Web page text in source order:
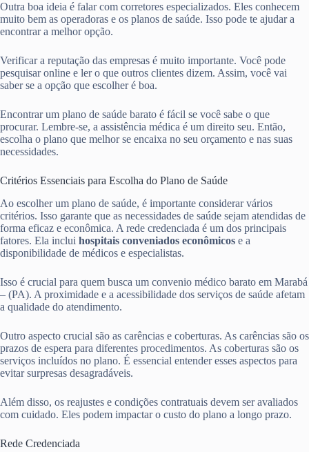
Outra boa ideia é falar com corretores especializados. Eles conhecem
muito bem as operadoras e os planos de saúde. Isso pode te ajudar a
encontrar a melhor opção.
Verificar a reputação das empresas é muito importante. Você pode
pesquisar online e ler o que outros clientes dizem. Assim, você vai
saber se a opção que escolher é boa.
Encontrar um plano de saúde barato é fácil se você sabe o que
procurar. Lembre-se, a assistência médica é um direito seu. Então,
escolha o plano que melhor se encaixa no seu orçamento e nas suas
necessidades.
Critérios Essenciais para Escolha do Plano de Saúde
Ao escolher um plano de saúde, é importante considerar vários
critérios. Isso garante que as necessidades de saúde sejam atendidas de
forma eficaz e econômica. A rede credenciada é um dos principais
fatores. Ela inclui hospitais conveniados econômicos e a
disponibilidade de médicos e especialistas.
Isso é crucial para quem busca um convenio médico barato em Marabá
– (PA). A proximidade e a acessibilidade dos serviços de saúde afetam
a qualidade do atendimento.
Outro aspecto crucial são as carências e coberturas. As carências são os
prazos de espera para diferentes procedimentos. As coberturas são os
serviços incluídos no plano. É essencial entender esses aspectos para
evitar surpresas desagradáveis.
Além disso, os reajustes e condições contratuais devem ser avaliados
com cuidado. Eles podem impactar o custo do plano a longo prazo.
Rede Credenciada